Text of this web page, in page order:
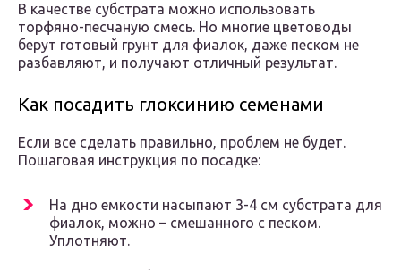
В качестве субстрата можно использовать
торфяно-песчаную смесь. Но многие цветоводы
берут готовый грунт для фиалок, даже песком не
разбавляют, и получают отличный результат.
Как посадить глоксинию семенами
Если все сделать правильно, проблем не будет.
Пошаговая инструкция по посадке:
На дно емкости насыпают 3-4 см субстрата для
фиалок, можно – смешанного с песком.
Уплотняют.